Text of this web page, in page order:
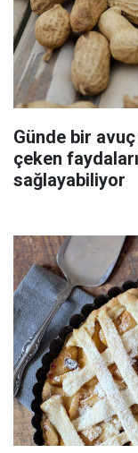
Günde bir
çeken
sağlayabiliyor